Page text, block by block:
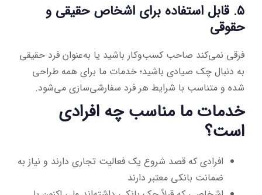
۵. قابل استفاده برای اشخاص حقیقی و
حقوقی
فرقی نمی‌کند صاحب کسب‌وکار باشید یا به‌عنوان فرد حقیقی
به دنبال چک صیادی باشید؛ خدمات ما برای همه طراحی
شده و متناسب با شرایط هر فرد سفارشی‌سازی می‌شود.
خدمات ما مناسب چه افرادی
است؟
افرادی که قصد شروع یک فعالیت تجاری دارند و نیاز به
ضمانت بانکی معتبر دارند